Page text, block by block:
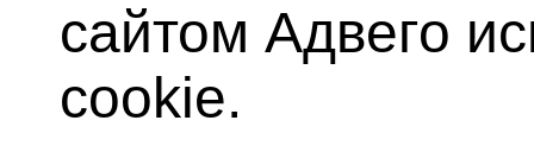
сайтом Адвего
cookie.